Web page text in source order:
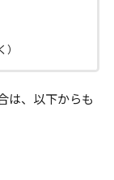
は、以下からも